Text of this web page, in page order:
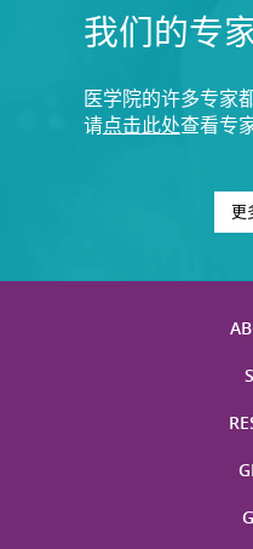
我们的专
医学院的许多专家
请点击此处查看专
更